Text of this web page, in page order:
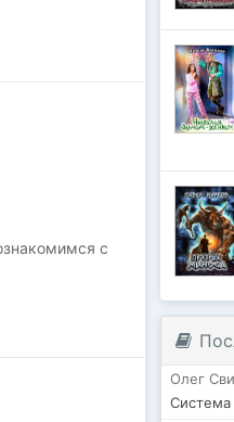
уникальный
которой нужен
с
Олег
Система